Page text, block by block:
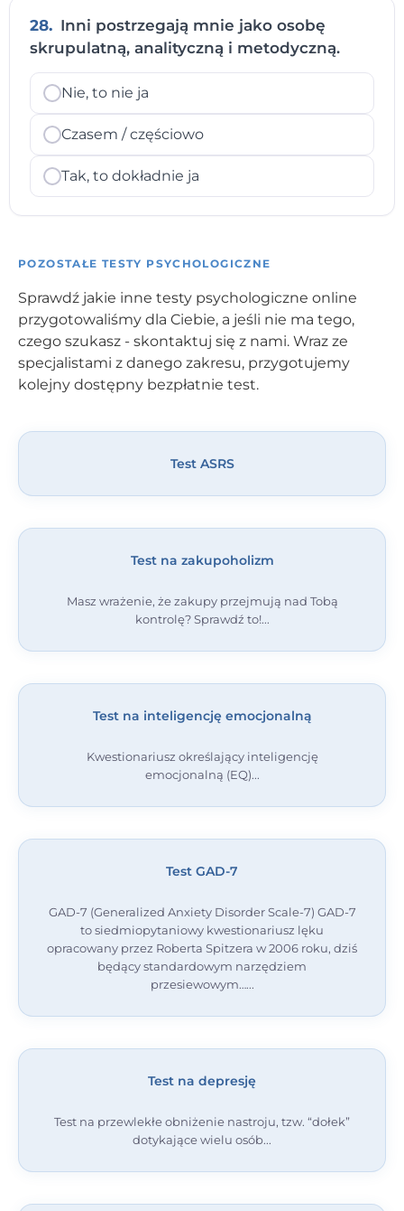
28. Inni postrzegają mnie jako osobę
skrupulatną, analityczną i metodyczną.
Nie, to nie ja
Czasem / częściowo
Tak, to dokładnie ja
POZOSTAŁE TESTY PSYCHOLOGICZNE
Sprawdź jakie inne testy psychologiczne online
przygotowaliśmy dla Ciebie, a jeśli nie ma tego,
czego szukasz - skontaktuj się z nami. Wraz ze
specjalistami z danego zakresu, przygotujemy
kolejny dostępny bezpłatnie test.
Test ASRS
Test na zakupoholizm
Masz wrażenie, że zakupy przejmują nad Tobą
kontrolę? Sprawdź to!
Test na inteligencję emocjonalną
Kwestionariusz określający inteligencję
emocjonalną (EQ)
Test GAD-7
GAD-7 (Generalized Anxiety Disorder Scale-7) GAD-7
to siedmiopytaniowy kwestionariusz lęku
opracowany przez Roberta Spitzera w 2006 roku, dziś
będący standardowym narzędziem
przesiewowym…
Test na depresję
Test na przewlekłe obniżenie nastroju, tzw. “dołek”
dotykające wielu osób